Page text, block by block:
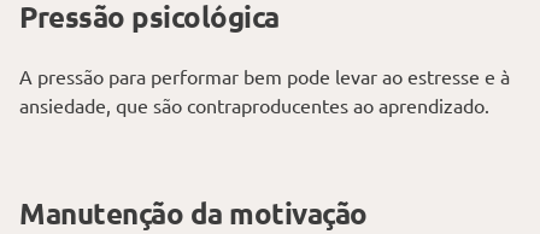
Pressão psicológica
A pressão para performar bem pode levar ao estresse e à
ansiedade, que são contraproducentes ao aprendizado.
Manutenção da motivação